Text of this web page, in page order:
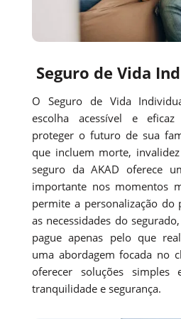
Seguro de Vida
O Seguro de Vida
escolha acessível e
proteger o futuro de sua
que incluem morte,
seguro da AKAD oferece
importante nos momentos
permite a personalização do
as necessidades do
pague apenas pelo que
uma abordagem focada no
oferecer soluções simples
tranquilidade e segurança.